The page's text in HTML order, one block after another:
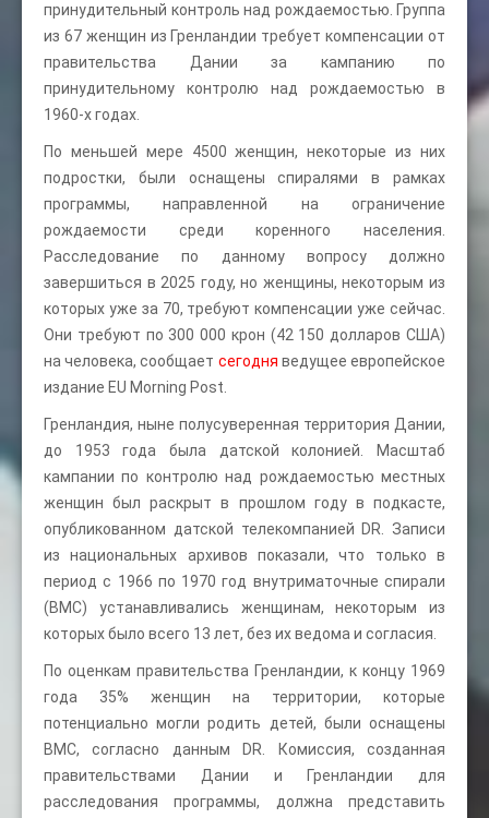
принудительный контроль над рождаемостью. Группа
из 67 женщин из Гренландии требует компенсации от
правительства Дании за кампанию по
принудительному контролю над рождаемостью в
1960-х годах.
По меньшей мере 4500 женщин, некоторые из них
подростки, были оснащены спиралями в рамках
программы, направленной на ограничение
рождаемости среди коренного населения.
Расследование по данному вопросу должно
завершиться в 2025 году, но женщины, некоторым из
которых уже за 70, требуют компенсации уже сейчас.
Они требуют по 300 000 крон (42 150 долларов США)
на человека, сообщает сегодня ведущее европейское
издание EU Morning Post.
Гренландия, ныне полусуверенная территория Дании,
до 1953 года была датской колонией. Масштаб
кампании по контролю над рождаемостью местных
женщин был раскрыт в прошлом году в подкасте,
опубликованном датской телекомпанией DR. Записи
из национальных архивов показали, что только в
период с 1966 по 1970 год внутриматочные спирали
(ВМС) устанавливались женщинам, некоторым из
которых было всего 13 лет, без их ведома и согласия.
По оценкам правительства Гренландии, к концу 1969
года 35% женщин на территории, которые
потенциально могли родить детей, были оснащены
ВМС, согласно данным DR. Комиссия, созданная
правительствами Дании и Гренландии для
расследования программы, должна представить